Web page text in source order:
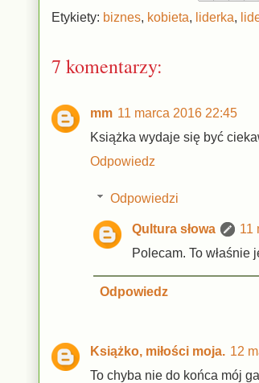
Etykiety: biznes, kobieta, liderka,
7 komentarzy:
mm 11 marca 2016 22:45
Książka wydaje się być
Odpowiedz
Odpowiedzi
Qultura słowa
11
Polecam. To
Odpowiedz
Książko, miłości moja. 12
To chyba nie do końca mój